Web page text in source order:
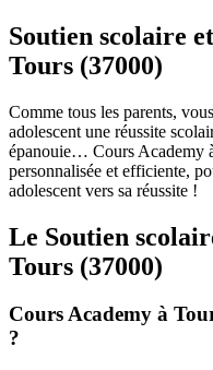
Soutien scolaire et
Tours (37000)
Comme tous les parents,
adolescent une réussite
épanouie… Cours Academy
personnalisée et efficiente,
adolescent vers sa réussite !
Le Soutien
Tours (37000)
Cours Academy à
?